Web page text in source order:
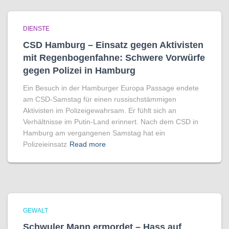
DIENSTE
CSD Hamburg – Einsatz gegen Aktivisten
mit Regenbogen­fahne: Schwere Vorwürfe
gegen Polizei in Hamburg
Ein Besuch in der Hamburger Europa Passage endete
am CSD-Samstag für einen russischstämmigen
Aktivisten im Polizeigewahrsam. Er fühlt sich an
Verhältnisse im Putin-Land erinnert. Nach dem CSD in
Hamburg am vergangenen Samstag hat ein
Polizeieinsatz Read more
GEWALT
Schwuler Mann ermordet – Hass auf